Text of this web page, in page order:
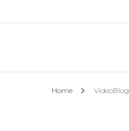
Home VideoBlog